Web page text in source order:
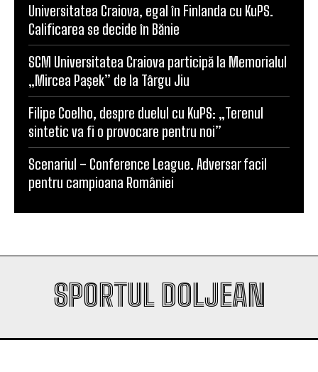
Universitatea Craiova, egal în Finlanda cu KuPS.
Calificarea se decide în Bănie
SCM Universitatea Craiova participă la Memorialul
„Mircea Pașek” de la Târgu Jiu
Filipe Coelho, despre duelul cu KuPS: „Terenul
sintetic va fi o provocare pentru noi”
Scenariul – Conference League. Adversar facil
pentru campioana României
SPORTUL DOLJEAN